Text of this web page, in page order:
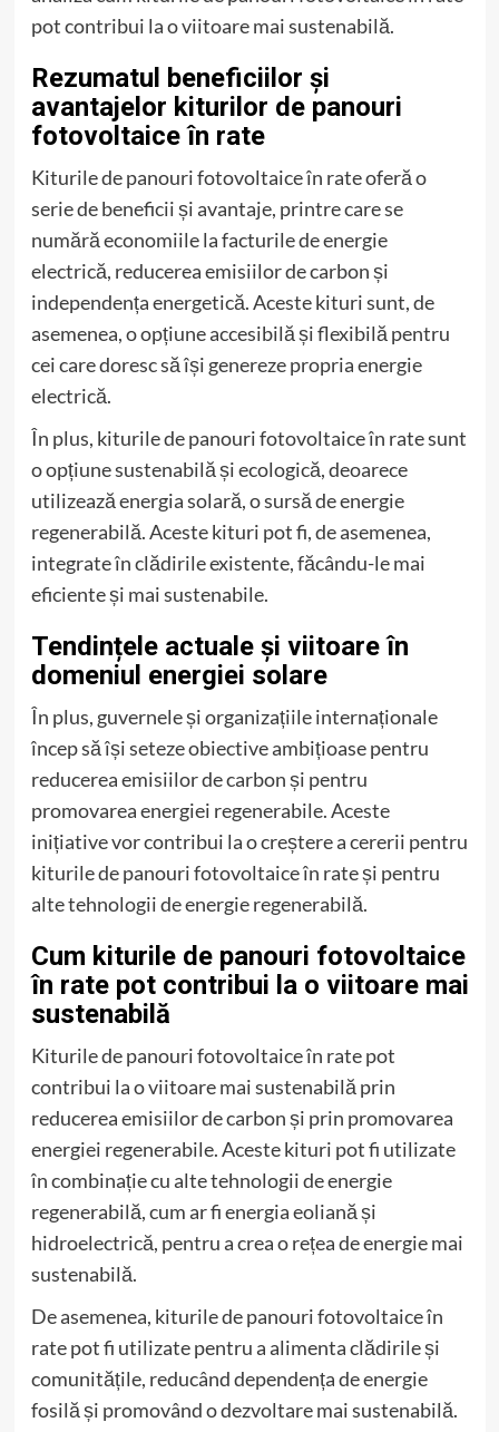
pot contribui la o viitoare mai sustenabilă.
Rezumatul beneficiilor și
avantajelor kiturilor de panouri
fotovoltaice în rate
Kiturile de panouri fotovoltaice în rate oferă o
serie de beneficii și avantaje, printre care se
numără economiile la facturile de energie
electrică, reducerea emisiilor de carbon și
independența energetică. Aceste kituri sunt, de
asemenea, o opțiune accesibilă și flexibilă pentru
cei care doresc să își genereze propria energie
electrică.
În plus, kiturile de panouri fotovoltaice în rate sunt
o opțiune sustenabilă și ecologică, deoarece
utilizează energia solară, o sursă de energie
regenerabilă. Aceste kituri pot fi, de asemenea,
integrate în clădirile existente, făcându-le mai
eficiente și mai sustenabile.
Tendințele actuale și viitoare în
domeniul energiei solare
În plus, guvernele și organizațiile internaționale
încep să își seteze obiective ambițioase pentru
reducerea emisiilor de carbon și pentru
promovarea energiei regenerabile. Aceste
inițiative vor contribui la o creștere a cererii pentru
kiturile de panouri fotovoltaice în rate și pentru
alte tehnologii de energie regenerabilă.
Cum kiturile de panouri fotovoltaice
în rate pot contribui la o viitoare mai
sustenabilă
Kiturile de panouri fotovoltaice în rate pot
contribui la o viitoare mai sustenabilă prin
reducerea emisiilor de carbon și prin promovarea
energiei regenerabile. Aceste kituri pot fi utilizate
în combinație cu alte tehnologii de energie
regenerabilă, cum ar fi energia eoliană și
hidroelectrică, pentru a crea o rețea de energie mai
sustenabilă.
De asemenea, kiturile de panouri fotovoltaice în
rate pot fi utilizate pentru a alimenta clădirile și
comunitățile, reducând dependența de energie
fosilă și promovând o dezvoltare mai sustenabilă.